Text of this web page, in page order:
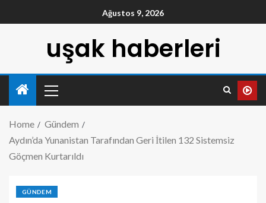
Ağustos 9, 2026
uşak haberleri
Home
Gündem
Aydın’da Yunanistan Tarafından Geri İtilen 132 Sistemsiz
Göçmen Kurtarıldı
GÜNDEM